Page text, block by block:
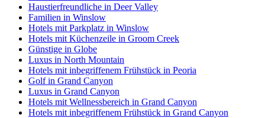
Haustierfreundliche in Deer Valley
Familien in Winslow
Hotels mit Parkplatz in Winslow
Hotels mit Küchenzeile in Groom Creek
Günstige in Globe
Luxus in North Mountain
Hotels mit inbegriffenem Frühstück in Peoria
Golf in Grand Canyon
Luxus in Grand Canyon
Hotels mit Wellnessbereich in Grand Canyon
Hotels mit inbegriffenem Frühstück in Grand Canyon